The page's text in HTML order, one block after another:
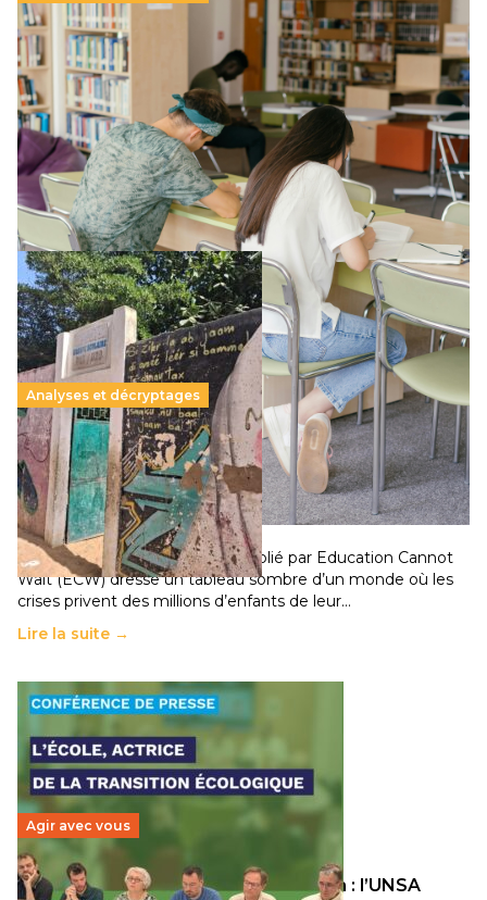
Supérieur privé : une dérive qui met à mal la
promesse républicaine
11 juillet 2026-
Le projet de loi sur la régulation de l’enseignement
supérieur privé met en lumière l’amplification d’un système
qui relègue l’acte pédagogique au superfétatoire, voire à…
Lire la suite →
Analyses et décryptages
258 millions d’enfants victimes de la guerre, des
chocs climatiques et des déplacements de
population
11 juillet 2026- National
Un nouveau rapport mondial publié par Education Cannot
Wait (ECW) dresse un tableau sombre d’un monde où les
crises privent des millions d’enfants de leur…
Lire la suite →
Agir avec vous
Transition écologique de l’éducation : l’UNSA